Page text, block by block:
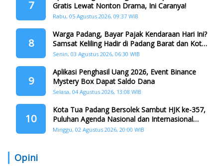
7
Gratis Lewat Nonton Drama, Ini Caranya!
Rabu, 05 Agustus 2026, 09:37 WIB
8
Warga Padang, Bayar Pajak Kendaraan Hari Ini?
Samsat Keliling Hadir di Padang Barat dan Koto
Tangah
Senin, 03 Agustus 2026, 06:30 WIB
9
Aplikasi Penghasil Uang 2026, Event Binance
Mystery Box Dapat Saldo Dana
Selasa, 04 Agustus 2026, 13:08 WIB
10
Kota Tua Padang Bersolek Sambut HJK ke-357,
Puluhan Agenda Nasional dan Internasional
Siap Digelar
Minggu, 02 Agustus 2026, 20:00 WIB
Opini